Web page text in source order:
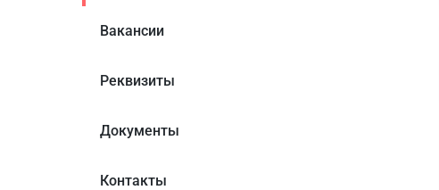
Вакансии
Реквизиты
Документы
Контакты